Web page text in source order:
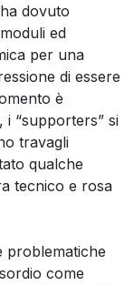
dovuto
ed
per una
di essere
è
“supporters” si
travagli
qualche
tecnico e rosa
problematiche
come